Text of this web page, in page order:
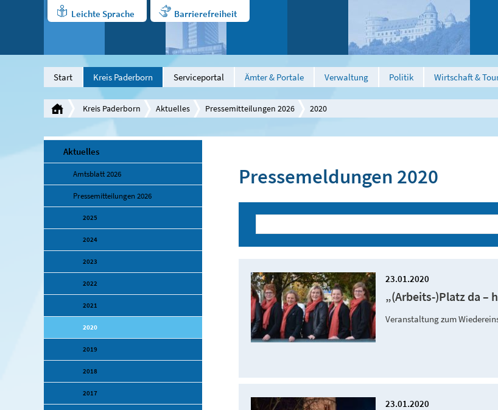
Leichte Sprache Barrierefreiheit
Start Kreis Paderborn Serviceportal Ämter & Portale Verwaltung Politik Wirtschaft &
Kreis Paderborn Aktuelles Pressemitteilungen 2026 2020
Aktuelles
Amtsblatt 2026
Pressemitteilungen 2026
2025
2024
2023
2022
2021
2020
2019
2018
2017
Pressemeldungen 2020
23.01.2020
„(Arbeits-)Platz da –
Veranstaltung zum
23.01.2020